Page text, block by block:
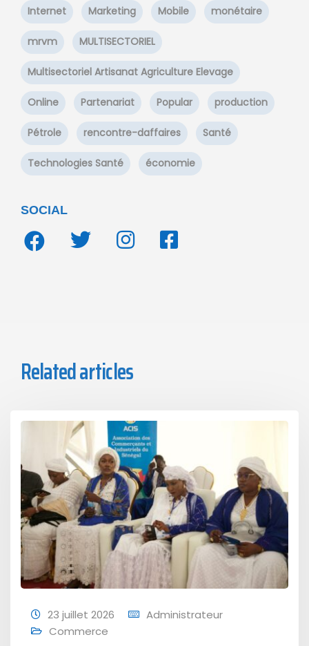
Internet Marketing Mobile monétaire
mrvm MULTISECTORIEL
Multisectoriel Artisanat Agriculture Elevage
Online Partenariat Popular production
Pétrole rencontre-daffaires Santé
Technologies Santé économie
SOCIAL
Related articles
23 juillet 2026
Administrateur
Commerce